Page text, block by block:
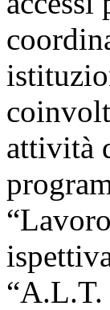
attività
“A.L.T.